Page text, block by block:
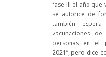
fase III el año que
se autorice de
también
vacunaciones
personas en el
2021”, pero dice